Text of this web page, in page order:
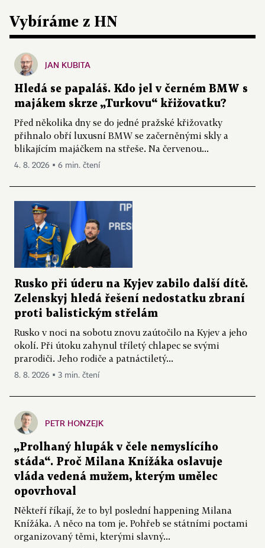
Vybíráme z HN
JAN KUBITA
Hledá se papaláš. Kdo jel v černém BMW s
majákem skrze „Turkovu“ křižovatku?
Před několika dny se do jedné pražské křižovatky
přihnalo obří luxusní BMW se začerněnými skly a
blikajícím majáčkem na střeše. Na červenou...
4. 8. 2026 ▪ 6 min. čtení
Rusko při úderu na Kyjev zabilo další dítě.
Zelenskyj hledá řešení nedostatku zbraní
proti balistickým střelám
Rusko v noci na sobotu znovu zaútočilo na Kyjev a jeho
okolí. Při útoku zahynul tříletý chlapec se svými
prarodiči. Jeho rodiče a patnáctiletý...
8. 8. 2026 ▪ 3 min. čtení
PETR HONZEJK
„Prolhaný hlupák v čele nemyslícího
stáda“. Proč Milana Knížáka oslavuje
vláda vedená mužem, kterým umělec
opovrhoval
Někteří říkají, že to byl poslední happening Milana
Knížáka. A něco na tom je. Pohřeb se státními poctami
organizovaný těmi, kterými slavný...